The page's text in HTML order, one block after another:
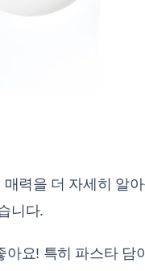
력을 더 자세히 알
니다.
요! 특히 파스타 담